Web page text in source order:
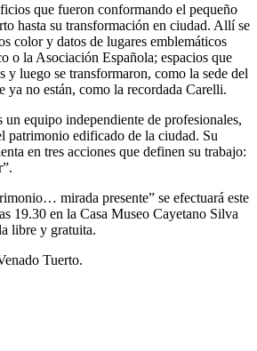
que fueron conformando el pequeño
hasta su transformación en ciudad. Allí se
color y datos de lugares emblemáticos
o la Asociación Española; espacios que
y luego se transformaron, como la sede del
ya no están, como la recordada Carelli.
equipo independiente de profesionales,
patrimonio edificado de la ciudad. Su
en tres acciones que definen su trabajo:
mirada presente” se efectuará este
19.30 en la Casa Museo Cayetano Silva
libre y gratuita.
Tuerto.